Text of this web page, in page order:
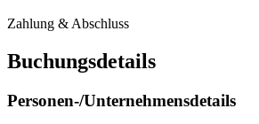
Zahlung & Abschluss
Buchungsdetails
Personen-/Unternehmensdetails